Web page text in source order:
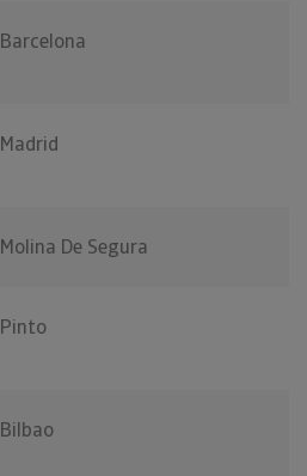
Barcelona
Madrid
Molina De Segura
Pinto
Bilbao